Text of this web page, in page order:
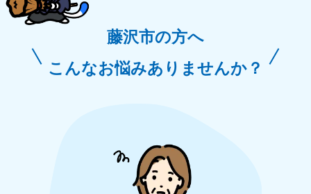
藤沢市の方へ
こんなお悩みありませんか？